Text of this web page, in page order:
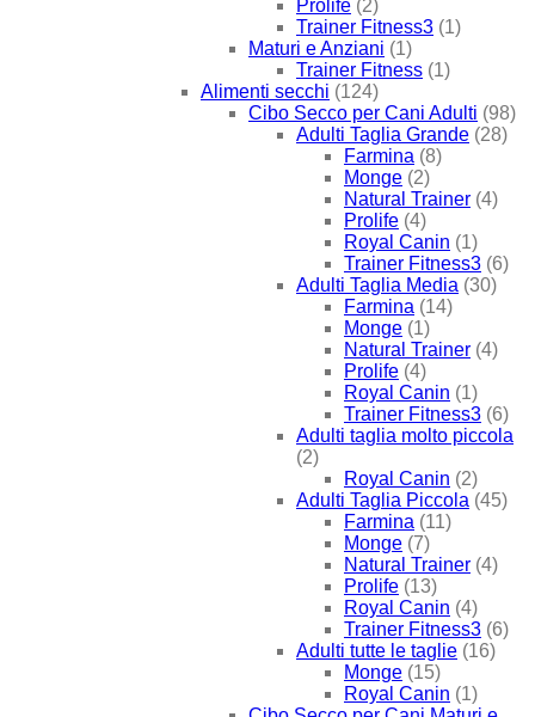
Prolife (2)
Trainer Fitness3 (1)
Maturi e Anziani (1)
Trainer Fitness (1)
Alimenti secchi (124)
Cibo Secco per Cani Adulti (98)
Adulti Taglia Grande (28)
Farmina (8)
Monge (2)
Natural Trainer (4)
Prolife (4)
Royal Canin (1)
Trainer Fitness3 (6)
Adulti Taglia Media (30)
Farmina (14)
Monge (1)
Natural Trainer (4)
Prolife (4)
Royal Canin (1)
Trainer Fitness3 (6)
Adulti taglia molto piccola
(2)
Royal Canin (2)
Adulti Taglia Piccola (45)
Farmina (11)
Monge (7)
Natural Trainer (4)
Prolife (13)
Royal Canin (4)
Trainer Fitness3 (6)
Adulti tutte le taglie (16)
Monge (15)
Royal Canin (1)